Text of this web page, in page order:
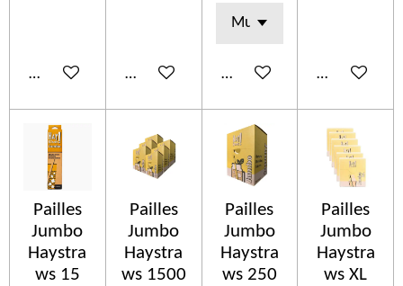
In den WarenkorbIn den WarenkorbIn den WarenkorbIn den
Pailles
Jumbo
Haystra
ws 15
Pailles
Jumbo
Haystra
ws 1500
Pailles
Jumbo
Haystra
ws 250
Pailles
Jumbo
Haystra
ws XL